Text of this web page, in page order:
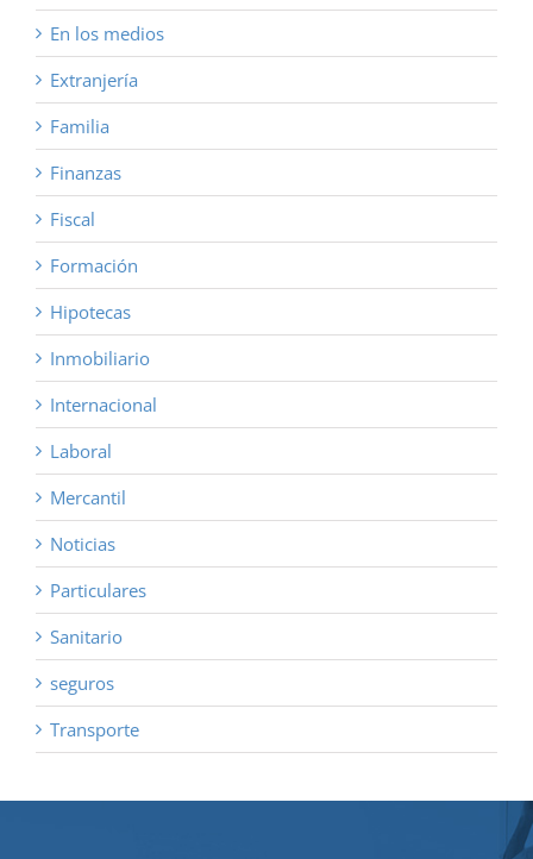
En los medios
Extranjería
Familia
Finanzas
Fiscal
Formación
Hipotecas
Inmobiliario
Internacional
Laboral
Mercantil
Noticias
Particulares
Sanitario
seguros
Transporte